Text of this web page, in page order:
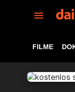
FILME